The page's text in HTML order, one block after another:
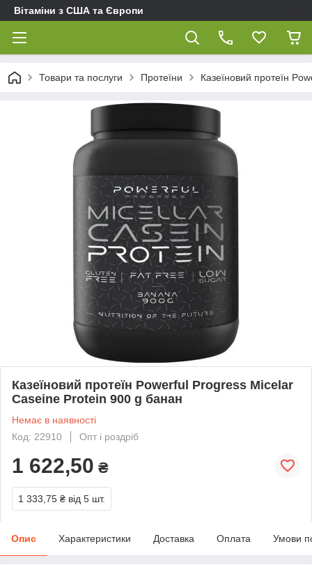
Вітаміни з США та Європи
Товари та послуги Протеїни Казеїновий протеїн
Казеїновий протеїн Powerful Progress Micelar
Caseine Protein 900 g банан
Немає в наявності
Код: 22910
Опт і роздріб
1 622,50 ₴
1 333,75 ₴ від 5 шт.
Опис Характеристики Доставка Оплата Умови